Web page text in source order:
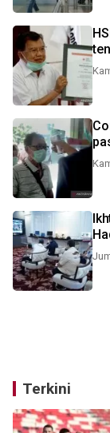
Terkini